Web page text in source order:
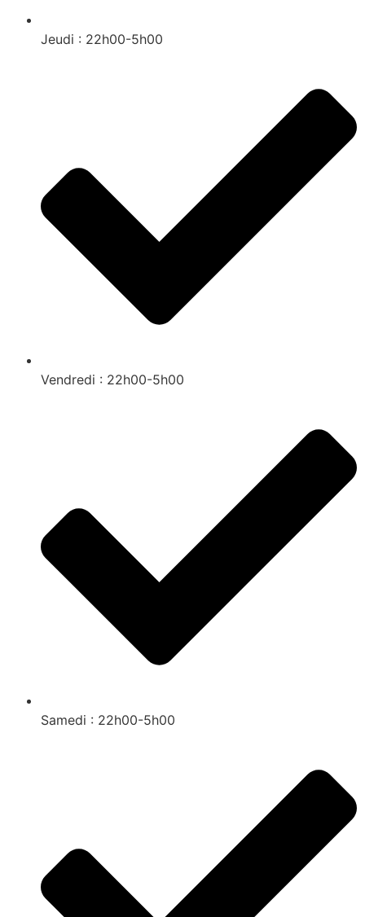
Jeudi : 22h00-5h00
Vendredi : 22h00-5h00
Samedi : 22h00-5h00